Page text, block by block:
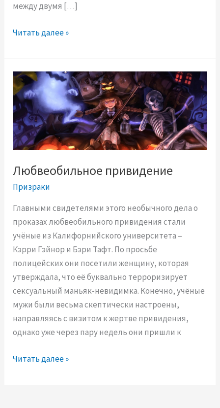
между двумя […]
👻
П
р
и
и
д
е
и
я
Т
е
н
и
п
р
о
ш
л
о
о
Читать далее »
Любвеобильное привидение
Призраки
Главными свидетелями этого необычного дела о
проказах любвеобильного привидения стали
учёные из Калифорнийского университета –
Кэрри Гэйнор и Бэри Тафт. По просьбе
полицейских они посетили женщину, которая
утверждала, что её буквально терроризирует
сексуальный маньяк-невидимка. Конечно, учёные
мужи были весьма скептически настроены,
направляясь с визитом к жертве привидения,
однако уже через пару недель они пришли к
Л
Читать далее »